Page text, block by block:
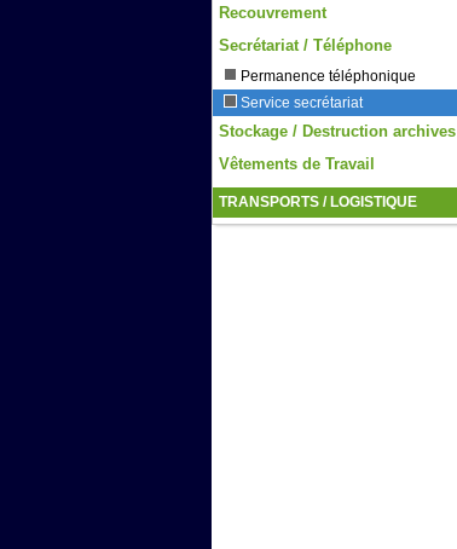
Recouvrement
Secrétariat / Téléphone
Permanence téléphonique
Service secrétariat
Stockage / Destruction archives
Vêtements de Travail
TRANSPORTS / LOGISTIQUE